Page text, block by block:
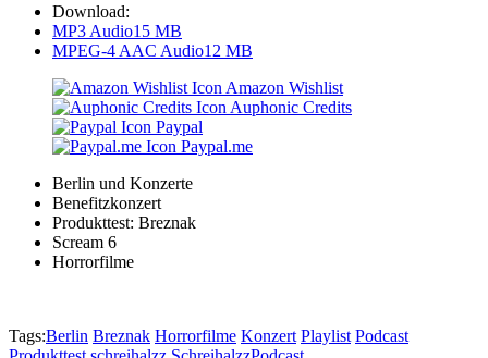
Download:
MP3 Audio15 MB
MPEG-4 AAC Audio12 MB
Amazon Wishlist
Auphonic Credits
Paypal
Paypal.me
Berlin und Konzerte
Benefitzkonzert
Produkttest: Breznak
Scream 6
Horrorfilme
Tags:Berlin Breznak Horrorfilme Konzert Playlist Podcast